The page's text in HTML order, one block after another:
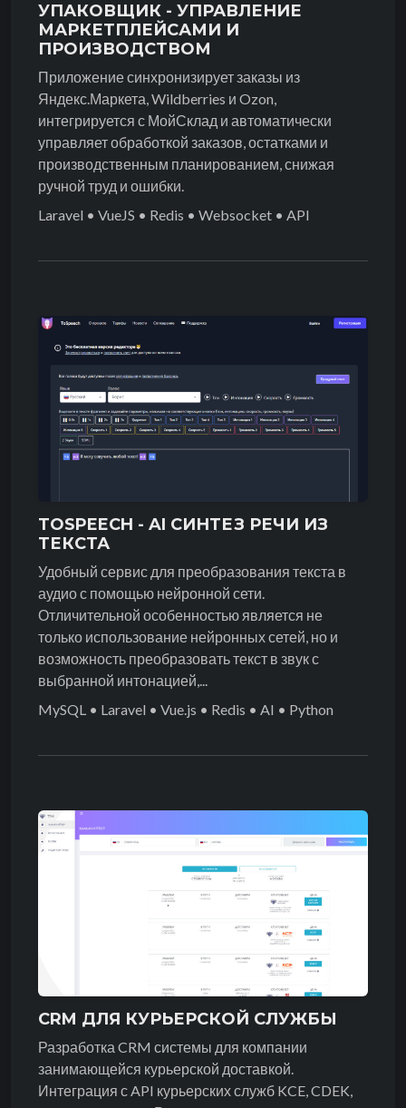
УПАКОВЩИК - УПРАВЛЕНИЕ
МАРКЕТПЛЕЙСАМИ И
ПРОИЗВОДСТВОМ
Приложение синхронизирует заказы из
Яндекс.Маркета, Wildberries и Ozon,
интегрируется с МойСклад и автоматически
управляет обработкой заказов, остатками и
производственным планированием, снижая
ручной труд и ошибки.
Laravel • VueJS • Redis • Websocket • API
TOSPEECH - AI СИНТЕЗ РЕЧИ ИЗ
ТЕКСТА
Удобный сервис для преобразования текста в
аудио с помощью нейронной сети.
Отличительной особенностью является не
только использование нейронных сетей, но и
возможность преобразовать текст в звук с
выбранной интонацией,...
MySQL • Laravel • Vue.js • Redis • AI • Python
CRM ДЛЯ КУРЬЕРСКОЙ СЛУЖБЫ
Разработка CRM системы для компании
занимающейся курьерской доставкой.
Интеграция с API курьерских служб KCE, CDEK,